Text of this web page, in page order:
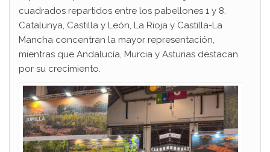
cuadrados repartidos entre los pabellones 1 y 8.
Catalunya, Castilla y León, La Rioja y Castilla-La
Mancha concentran la mayor representación,
mientras que Andalucía, Murcia y Asturias destacan
por su crecimiento.